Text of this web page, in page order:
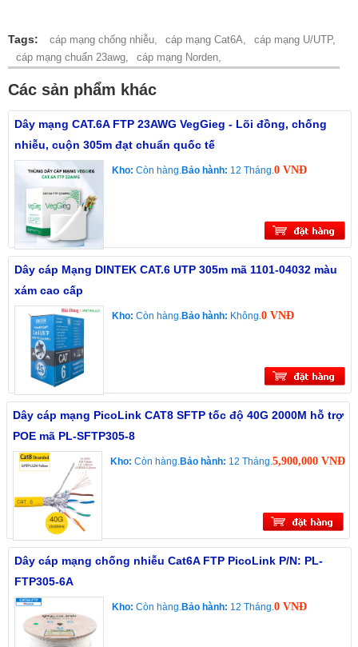
Tags: cáp mạng chống nhiễu, cáp mạng Cat6A,
cáp mạng U/UTP,
cáp mạng chuẩn 23awg,
cáp mạng Norden,
Các sản phẩm khác
Dây mạng CAT.6A FTP 23AWG VegGieg - Lõi đồng, chống
nhiễu, cuộn 305m đạt chuẩn quốc tế
Kho: Còn hàng. Bảo hành: 12 Tháng. 0 VNĐ
Dây cáp Mạng DINTEK CAT.6 UTP 305m mã 1101-04032 màu
xám cao cấp
Kho: Còn hàng. Bảo hành: Không. 0 VNĐ
Dây cáp mạng PicoLink CAT8 SFTP tốc độ 40G 2000M hỗ trợ
POE mã PL-SFTP305-8
Kho: Còn hàng. Bảo hành: 12 Tháng. 5,900,000 VNĐ
Dây cáp mạng chống nhiễu Cat6A FTP PicoLink P/N: PL-
FTP305-6A
Kho: Còn hàng. Bảo hành: 12 Tháng. 0 VNĐ